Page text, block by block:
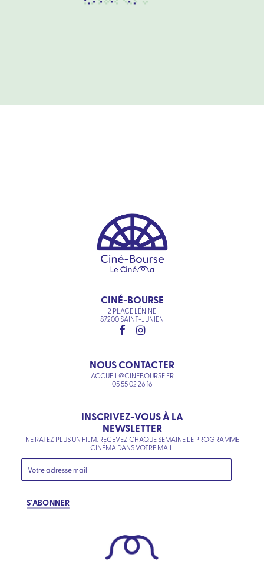
CINÉ-BOURSE
2 PLACE LÉNINE
87200 SAINT-JUNIEN
NOUS CONTACTER
ACCUEIL@CINEBOURSE.FR
05 55 02 26 16
INSCRIVEZ-VOUS À LA
NEWSLETTER
NE RATEZ PLUS UN FILM. RECEVEZ CHAQUE SEMAINE LE PROGRAMME
CINÉMA DANS VOTRE MAIL.
S'ABONNER